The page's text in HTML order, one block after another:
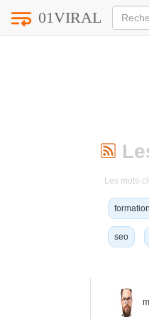
Notice : Undefined
01VIRAL
Les mots-
seo